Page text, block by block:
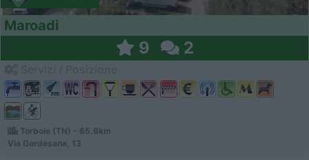
Maroadi
9 2
Torbole (TN) - 65.6km
Via Gardesana, 13